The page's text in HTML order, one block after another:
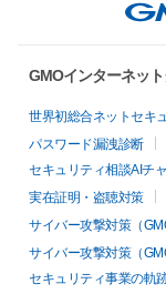
GMOインターネッ
世界初総合ネットセキ
パスワード漏洩診断
セキュリティ相談AIチ
実在証明・盗聴対策
サイバー攻撃対策（
サイバー攻撃対策（
セキュリティ事業の軌